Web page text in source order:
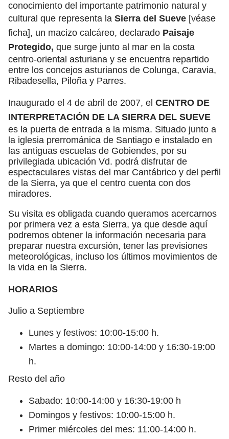
conocimiento del importante patrimonio natural y
cultural que representa la Sierra del Sueve [véase
ficha], un macizo calcáreo, declarado Paisaje
Protegido, que surge junto al mar en la costa
centro-oriental asturiana y se encuentra repartido
entre los concejos asturianos de Colunga, Caravia,
Ribadesella, Piloña y Parres.
Inaugurado el 4 de abril de 2007, el CENTRO DE
INTERPRETACIÓN DE LA SIERRA DEL SUEVE
es la puerta de entrada a la misma. Situado junto a
la iglesia prerrománica de Santiago e instalado en
las antiguas escuelas de Gobiendes, por su
privilegiada ubicación Vd. podrá disfrutar de
espectaculares vistas del mar Cantábrico y del perfil
de la Sierra, ya que el centro cuenta con dos
miradores.
Su visita es obligada cuando queramos acercarnos
por primera vez a esta Sierra, ya que desde aquí
podremos obtener la información necesaria para
preparar nuestra excursión, tener las previsiones
meteorológicas, incluso los últimos movimientos de
la vida en la Sierra.
HORARIOS
Julio a Septiembre
Lunes y festivos: 10:00-15:00 h.
Martes a domingo: 10:00-14:00 y 16:30-19:00
h.
Resto del año
Sabado: 10:00-14:00 y 16:30-19:00 h
Domingos y festivos: 10:00-15:00 h.
Primer miércoles del mes: 11:00-14:00 h.